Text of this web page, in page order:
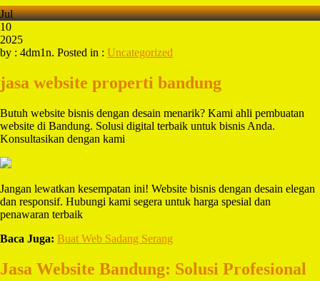
Jul
10
2025
by : 4dm1n. Posted in : Uncategorized
jasa website properti bandung
Butuh website bisnis dengan desain menarik? Kami ahli pembuatan
website di Bandung. Solusi digital terbaik untuk bisnis Anda.
Konsultasikan dengan kami
Jangan lewatkan kesempatan ini! Website bisnis dengan desain elegan
dan responsif. Hubungi kami segera untuk harga spesial dan
penawaran terbaik
Baca Juga: Buat Web Sadang Serang
Jasa Website Bandung: Solusi Profesional